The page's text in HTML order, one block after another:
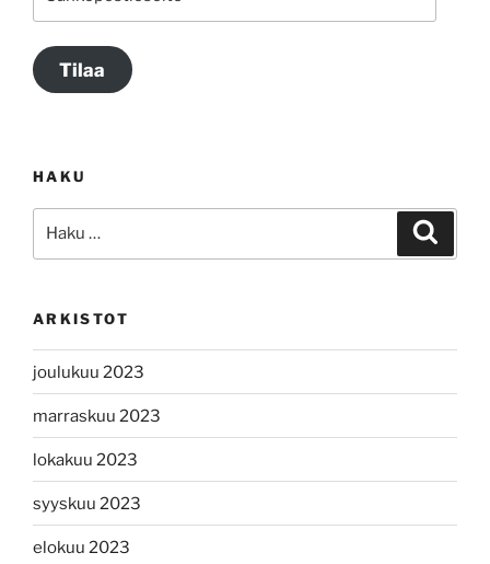
Tilaa
HAKU
ARKISTOT
joulukuu 2023
marraskuu 2023
lokakuu 2023
syyskuu 2023
elokuu 2023